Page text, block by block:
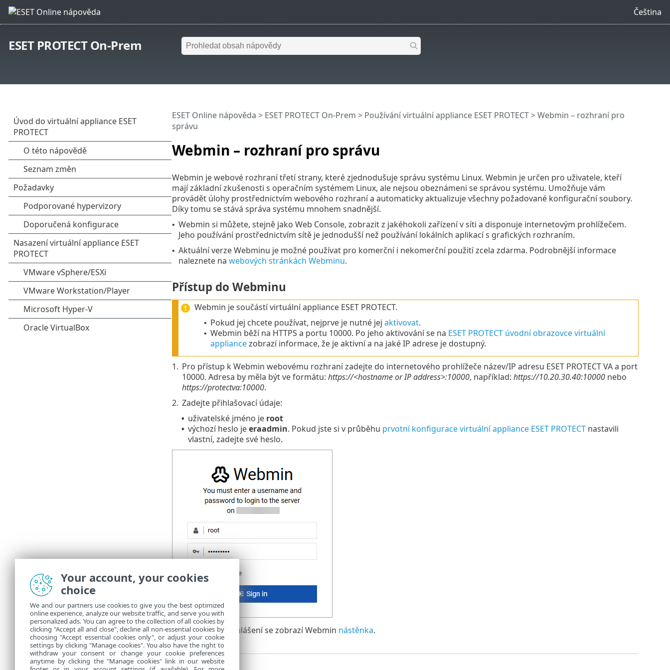
Čeština
ESET PROTECT On-Prem
Webmin – rozhraní pro správu
ESET Online nápověda > ESET PROTECT On-Prem > Používání virtuální appliance ESET PROTECT> Webmin – rozhraní pro
správu
Webmin je webové rozhraní třetí strany, které zjednodušuje správu systému Linux. Webmin je určen pro uživatele, kteří
mají základní zkušenosti s operačním systémem Linux, ale nejsou obeznámeni se správou systému. Umožňuje vám
provádět úlohy prostřednictvím webového rozhraní a automaticky aktualizuje všechny požadované konfigurační soubory.
Díky tomu se stává správa systému mnohem snadnější.
• Webmin si můžete, stejně jako Web Console, zobrazit z jakéhokoli zařízení v síti a disponuje internetovým prohlížečem.
Jeho používání prostřednictvím sítě je jednodušší než používání lokálních aplikací s grafických rozhraním.
• Aktuální verze Webminu je možné používat pro komerční i nekomerční použití zcela zdarma. Podrobnější informace
naleznete na webových stránkách Webminu.
Přístup do Webminu
Webmin je součástí virtuální appliance ESET PROTECT.
• Pokud jej chcete používat, nejprve je nutné jej aktivovat.
• Webmin běží na HTTPS a portu 10000. Po jeho aktivování se na ESET PROTECT úvodní obrazovce virtuální
appliancezobrazí informace, že je aktivní a na jaké IP adrese je dostupný.
1. Pro přístup k Webmin webovému rozhraní zadejte do internetového prohlížeče název/IP adresu ESET PROTECT VA a port
10000. Adresa by měla být ve formátu: https://<hostname or IP address>:10000, například: https://10.20.30.40:10000nebo
https://protectva:10000.
2. Zadejte přihlašovací údaje:
• uživatelské jméno je root
• výchozí heslo jeeraadmin. Pokud jste si v průběhu prvotní konfigurace virtuální appliance ESET PROTECTnastavili
vlastní, zadejte své heslo.
Po úspěšném přihlášení se zobrazí Webmin nástěnka.
Your account, your cookies
choice
We and our partners use cookies to give you the best optimized
online experience, analyze our website traffic, and serve you with
personalized ads. You can agree to the collection of all cookies by
clicking "Accept all and close", decline all non-essential cookies by
choosing "Accept essential cookies only", or adjust your cookie
settings by clicking "Manage cookies". You also have the right to
withdraw your consent or change your cookie preferences
anytime by clicking the "Manage cookies" link in our website